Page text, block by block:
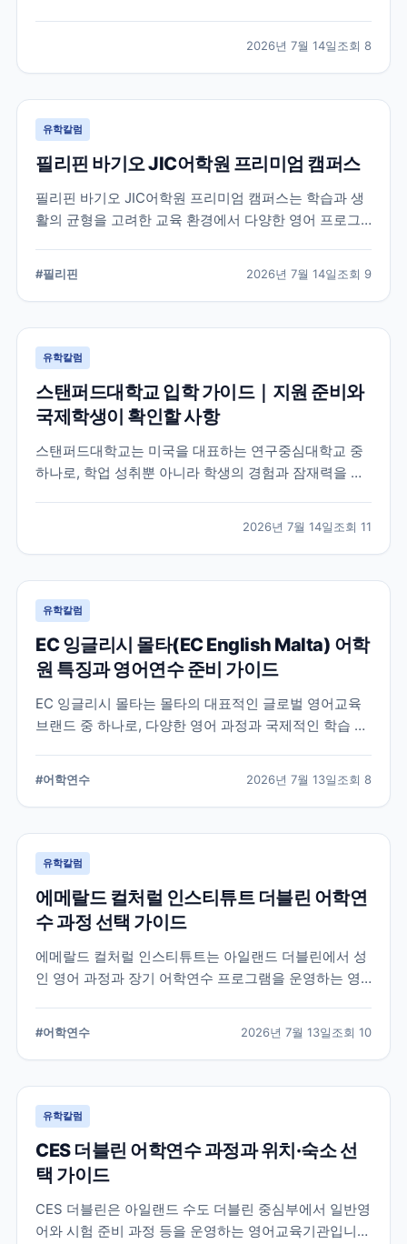
2026년 7월 14일조회 8
유학칼럼
필리핀 바기오 JIC어학원 프리미엄 캠퍼스
필리핀 바기오 JIC어학원 프리미엄 캠퍼스는 학습과 생
활의 균형을 고려한 교육 환경에서 다양한 영어 프로그
했습니다.
#필리핀 2026년 7월 14일조회 9
유학칼럼
스탠퍼드대학교 입학 가이드｜지원 준비와
국제학생이 확인할 사항
스탠퍼드대학교는 미국을 대표하는 연구중심대학교 중
하나로, 학업 성취뿐 아니라 학생의 경험과 잠재력을 종
확인이 필요한 정보를 함께 정리했습니다.
2026년 7월 14일조회 11
유학칼럼
EC 잉글리시 몰타(EC English Malta) 어학
원 특징과 영어연수 준비 가이드
EC 잉글리시 몰타는 몰타의 대표적인 글로벌 영어교육
브랜드 중 하나로, 다양한 영어 과정과 국제적인 학습 환
습니다.
#어학연수 2026년 7월 13일조회 8
유학칼럼
에메랄드 컬처럴 인스티튜트 더블린 어학연
수 과정 선택 가이드
에메랄드 컬처럴 인스티튜트는 아일랜드 더블린에서 성
인 영어 과정과 장기 어학연수 프로그램을 운영하는 영
기준을 정리합니다.
#어학연수 2026년 7월 13일조회 10
유학칼럼
CES 더블린 어학연수 과정과 위치·숙소 선
택 가이드
CES 더블린은 아일랜드 수도 더블린 중심부에서 일반영
어와 시험 준비 과정 등을 운영하는 영어교육기관입니